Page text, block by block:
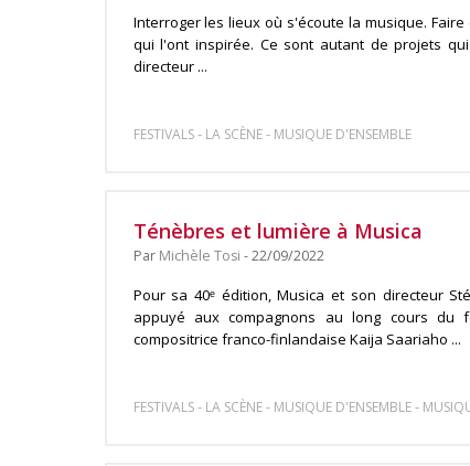
Interroger les lieux où s'écoute la musique.
qui l'ont inspirée. Ce sont autant de projets
directeur ...
FESTIVALS- LA SCÈNE- MUSIQUE D'ENSEMBLE
Ténèbres et lumière à Musica
Par Michèle Tosi - 22/09/2022
Pour sa 40ᵉ édition, Musica et son directeur
appuyé aux compagnons au long cours du
compositrice franco-finlandaise Kaija Saariaho ...
FESTIVALS- LA SCÈNE- MUSIQUE D'ENSEMBLE-